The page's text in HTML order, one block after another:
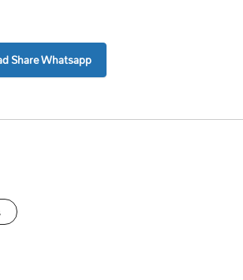
Share Whatsapp